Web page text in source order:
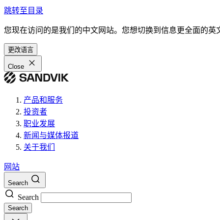
跳转至目录
您现在访问的是我们的中文网站。您想切换到信息更全面的英
更改语言
Close
产品和服务
投资者
职业发展
新闻与媒体报道
关于我们
网站
Search
Search
Search